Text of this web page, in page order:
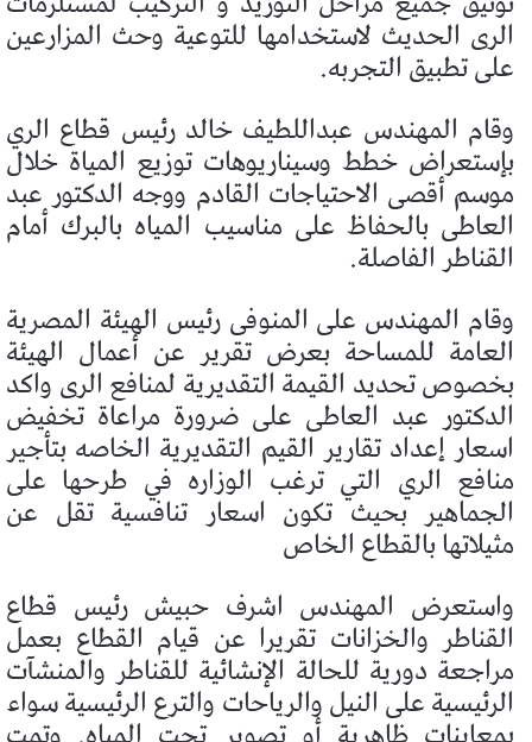
الرى الحديث لاستخدامها للتوعية وحث المزارعين
على تطبيق التجربه.
وقام المهندس عبداللطيف خالد رئيس قطاع الري
بإستعراض خطط وسيناريوهات توزيع المياة خلال
موسم أقصى الاحتياجات القادم ووجه الدكتور عبد
العاطى بالحفاظ على مناسيب المياه بالبرك أمام
القناطر الفاصلة.
وقام المهندس على المنوفى رئيس الهيئة المصرية
العامة للمساحة بعرض تقرير عن أعمال الهيئة
بخصوص تحديد القيمة التقديرية لمنافع الرى واكد
الدكتور عبد العاطى على ضرورة مراعاة تخفيض
اسعار إعداد تقارير القيم التقديرية الخاصه بتأجير
منافع الري التي ترغب الوزاره في طرحها على
الجماهير بحيث تكون اسعار تنافسية تقل عن
مثيلاتها بالقطاع الخاص
واستعرض المهندس اشرف حبيش رئيس قطاع
القناطر والخزانات تقريرا عن قيام القطاع بعمل
مراجعة دورية للحالة الإنشائية للقناطر والمنشآت
الرئيسية على النيل والرياحات والترع الرئيسية سواء